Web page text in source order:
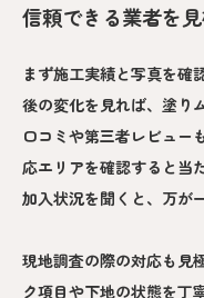
信頼できる業者を
まず施工実績と写真を確
後の変化を見れば、塗り
口コミや第三者レビュー
応エリアを確認すると当
加入状況を聞くと、万が
現地調査の際の対応も見
ク項目や下地の状態を丁